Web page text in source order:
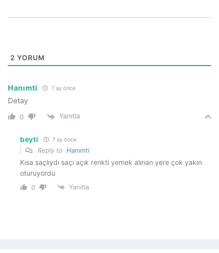
2 YORUM
Hanımti 7 ay önce
Detay
0 Yanıtla
beyti 7 ay önce
Reply to Hanımti
Kısa saçlıydı saçı açık renkti yemek alınan yere çok yakın
oturuyordu
0 Yanıtla